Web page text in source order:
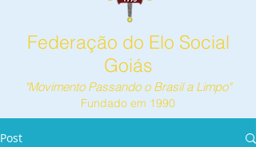
Federação do Elo Social
Goiás
"Movimento Passando o Brasil a Limpo"
Fundado em 1990
Post